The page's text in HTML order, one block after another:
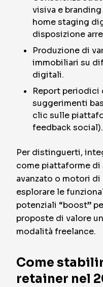
visiva e
home staging
disposizione
Produzione di
immobiliari su
digitali.
Report
suggerimenti
clic sulle
feedback social).
Per distinguerti,
come piattaforme
avanzato o motori
esplorare le
potenziali “boost”
proposte di valore
modalità freelance.
Come
retainer nel